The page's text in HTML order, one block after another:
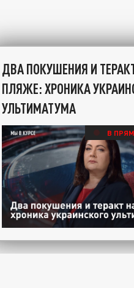
ДВА ПОКУШЕНИЯ И
ПЛЯЖЕ: ХРОНИКА
УЛЬТИМАТУМА
В